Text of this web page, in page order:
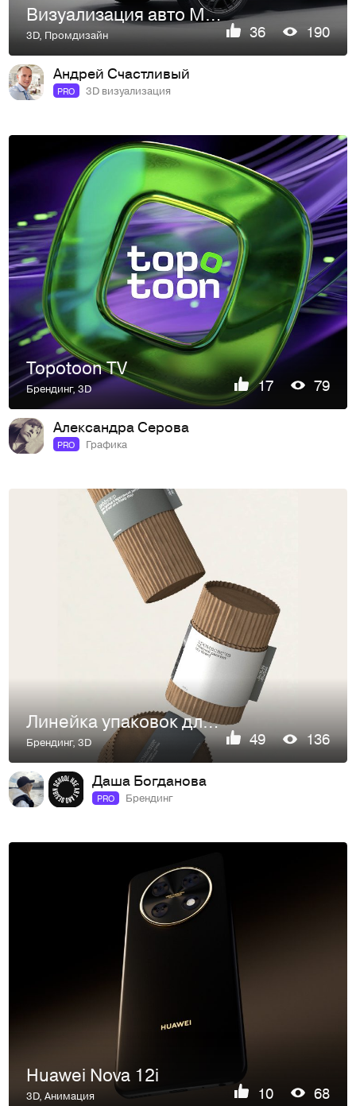
Визуализация авто Mercedes G-класс в тюнинге
3D, Промдизайн 36 190
Андрей Счастливый
PRO 3D визуализация
Topotoon TV
Брендинг,3D 17 79
Александра Серова
PRO Графика
Линейка упаковок для ароматизации вязаных изделий
Брендинг,3D 49 136
Даша Богданова
PRO Брендинг
Huawei Nova 12i
3D,Анимация 10 68